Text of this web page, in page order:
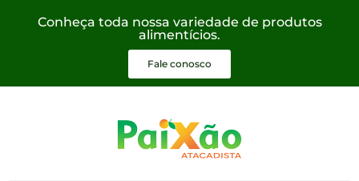
Conheça toda nossa variedade de produtos
alimentícios.
Fale conosco